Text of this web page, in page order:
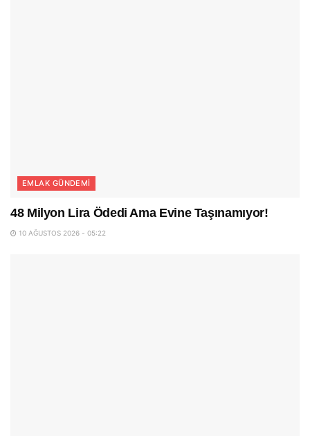
EMLAK GÜNDEMI
48 Milyon Lira Ödedi Ama Evine Taşınamıyor!
10 AĞUSTOS 2026 - 05:22